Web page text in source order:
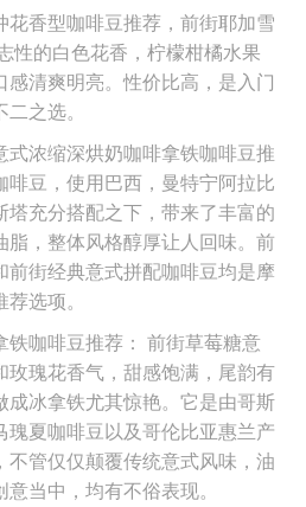
花香型咖啡豆推荐，前街耶加雪
性的白色花香，柠檬柑橘水果
感清爽明亮。性价比高，是入门
之选。
式浓缩深烘奶咖啡拿铁咖啡豆推
啡豆，使用巴西，曼特宁阿拉比
塔充分搭配之下，带来了丰富的
脂，整体风格醇厚让人回味。前
前街经典意式拼配咖啡豆均是摩
选项。
铁咖啡豆推荐： 前街草莓糖意
玫瑰花香气，甜感饱满，尾韵有
成冰拿铁尤其惊艳。它是由哥斯
瑰夏咖啡豆以及哥伦比亚惠兰产
不管仅仅颠覆传统意式风味，油
当中，均有不俗表现。